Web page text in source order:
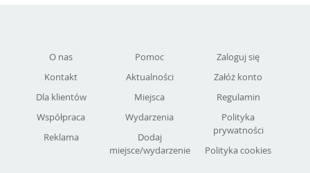
O nas
Kontakt
Dla klientów
Współpraca
Reklama
Pomoc
Aktualności
Miejsca
Wydarzenia
Dodaj
miejsce/wydarzenie
Zaloguj się
Załóż konto
Regulamin
Polityka
prywatności
Polityka cookies